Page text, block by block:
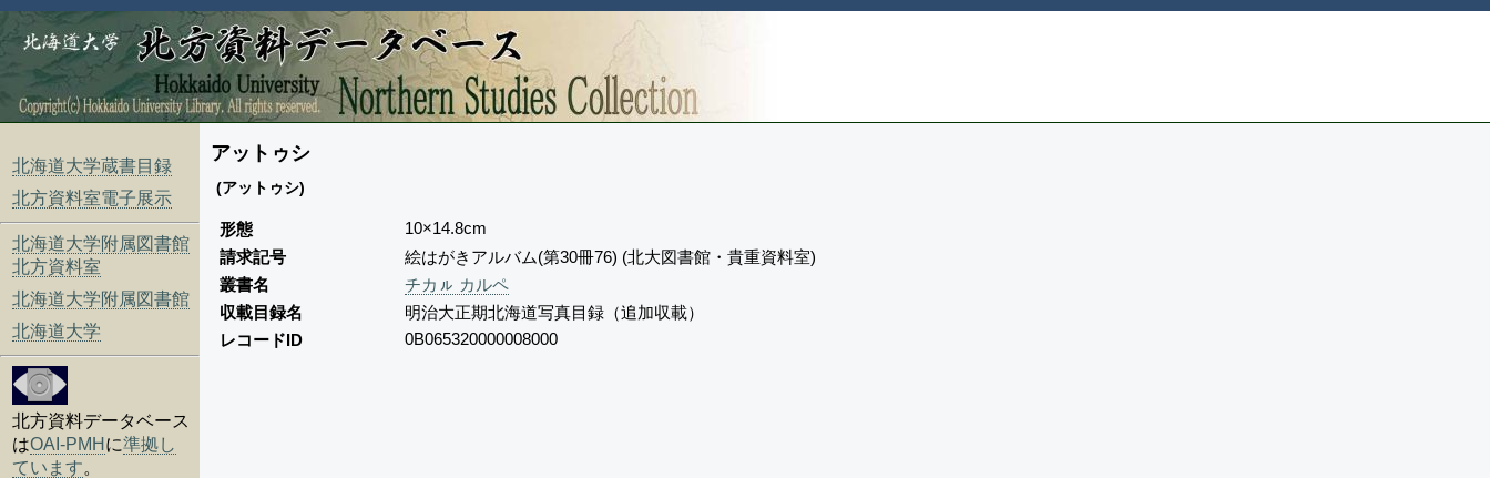
北海道大学蔵書目録
北方資料室電子展示
北海道大学附属図書館
北方資料室
北海道大学附属図書館
北海道大学
北方資料データベース
はOAI-PMH に準拠し
ています。
アットゥシ
(アットゥシ)
形態
10×14.8cm
請求記号
絵はがきアルバム(第30冊76) (北大図書館・貴重資料室)
叢書名
チカㇽ カルペ
収載目録名
明治大正期北海道写真目録（追加収載）
レコードID
0B065320000008000